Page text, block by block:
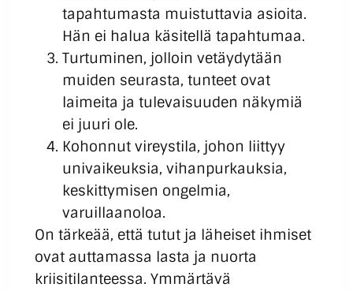
tapahtumasta muistuttavia asioita.
Hän ei halua käsitellä tapahtumaa.
Turtuminen, jolloin vetäydytään
muiden seurasta, tunteet ovat
laimeita ja tulevaisuuden näkymiä
ei juuri ole.
Kohonnut vireystila, johon liittyy
univaikeuksia, vihanpurkauksia,
keskittymisen ongelmia,
varuillaanoloa.
On tärkeää, että tutut ja läheiset ihmiset
ovat auttamassa lasta ja nuorta
kriisitilanteessa. Ymmärtävä